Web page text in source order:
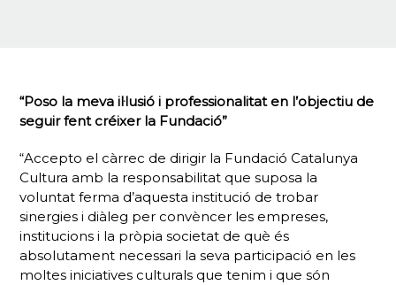
“Poso la meva il·lusió i professionalitat en l’objectiu de
seguir fent créixer la Fundació”
“Accepto el càrrec de dirigir la Fundació Catalunya
Cultura amb la responsabilitat que suposa la
voluntat ferma d’aquesta institució de trobar
sinergies i diàleg per convèncer les empreses,
institucions i la pròpia societat de què és
absolutament necessari la seva participació en les
moltes iniciatives culturals que tenim i que són